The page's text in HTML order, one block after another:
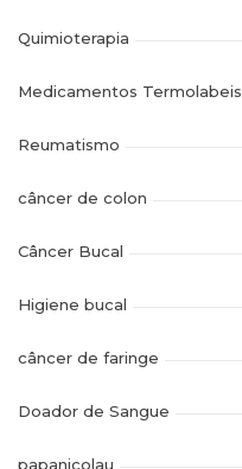
Quimioterapia
Medicamentos Termolabeis
Reumatismo
câncer de colon
Câncer Bucal
Higiene bucal
câncer de faringe
Doador de Sangue
papanicolau